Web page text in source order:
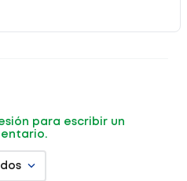
para escribir un